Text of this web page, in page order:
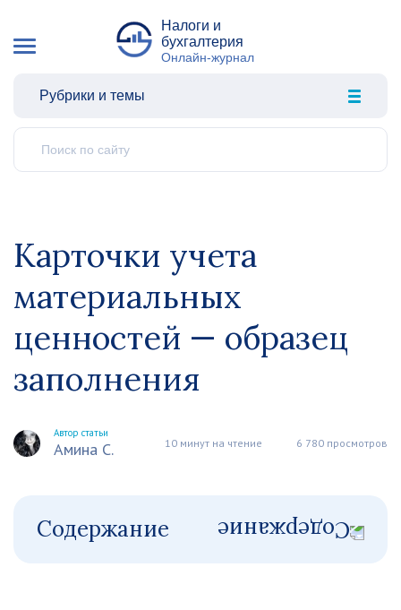
Налоги и
бухгалтерия
Онлайн-журнал
Рубрики и темы
Карточки учета
материальных
ценностей — образец
заполнения
Автор статьи
Амина С. 10 минут на чтение 6 780 просмотров
Содержание